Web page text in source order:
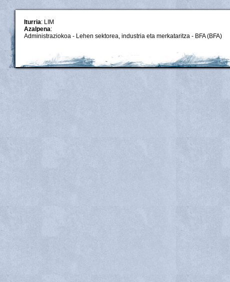
Iturria: LIM
Azalpena:
Administraziokoa - Lehen sektorea, industria eta merkataritza - BFA (BFA)